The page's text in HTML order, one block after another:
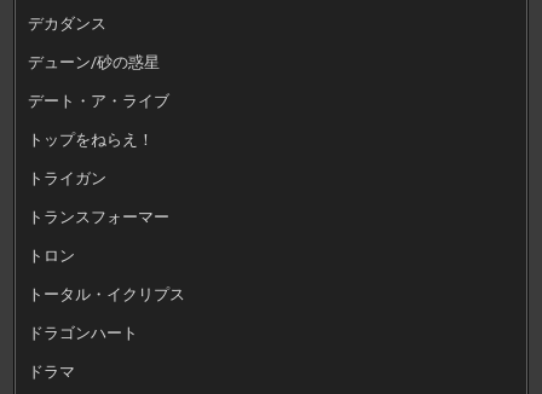
デカダンス
デューン/砂の惑星
デート・ア・ライブ
トップをねらえ！
トライガン
トランスフォーマー
トロン
トータル・イクリプス
ドラゴンハート
ドラマ